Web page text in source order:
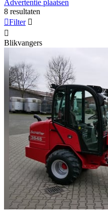
Advertentie plaatsen
8 resultaten
Filter 

Blikvangers